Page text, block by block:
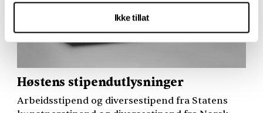
Ikke tillat
Høstens stipendutlysninger
Arbeidsstipend og diversestipend fra Statens